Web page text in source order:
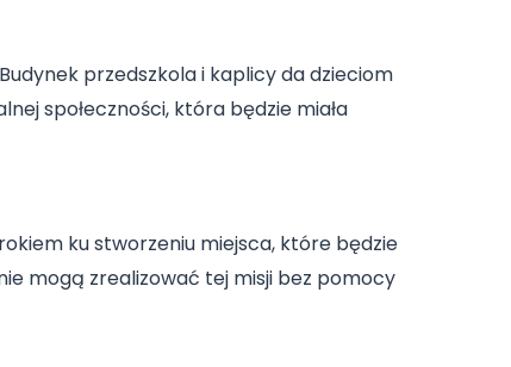
przedszkola i kaplicy da dzieciom
społeczności, która będzie miała
ku stworzeniu miejsca, które będzie
nie mogą zrealizować tej misji bez pomocy